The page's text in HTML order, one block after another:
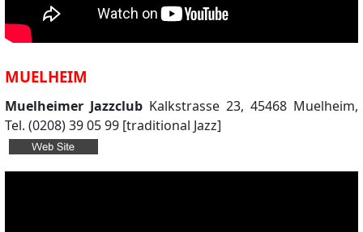
MUELHEIM
Muelheimer Jazzclub Kalkstrasse 23, 45468 Muelheim,
Tel. (0208) 39 05 99 [traditional Jazz]